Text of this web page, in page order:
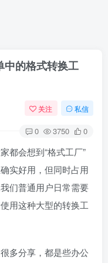
的格式转换工
关注 私信
0 3750 0
都会想到“格式工厂”
实好用，但同时占用
们普通用户日常需要
用这种大型的转换工
多分享，都是些办公